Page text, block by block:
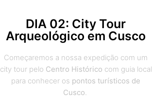
DIA 02: City Tour
Arqueológico em Cusco
Começaremos a nossa expedição com um
city tour pelo Centro Histórico com guia local
para conhecer os pontos turísticos de
Cusco.